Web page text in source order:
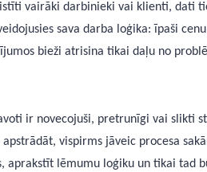
vairāki darbinieki vai klienti, dati
sava darba loģika: īpaši
bieži atrisina tikai daļu no
ir novecojuši, pretrunīgi vai slikti
vispirms jāveic procesa
aprakstīt lēmumu loģiku un tikai tad